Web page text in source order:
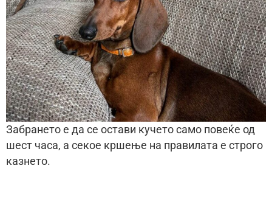
Забрането е да се остави кучето само повеќе од
шест часа, а секое кршење на правилата е строго
казнето.